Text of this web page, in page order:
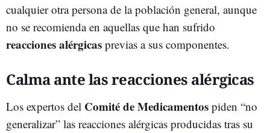
cualquier otra persona de la población general, aunque
no se recomienda en aquellas que han sufrido
reacciones alérgicas previas a sus componentes.
Calma ante las reacciones alérgicas
Los expertos del Comité de Medicamentos piden “no
generalizar” las reacciones alérgicas producidas tras su